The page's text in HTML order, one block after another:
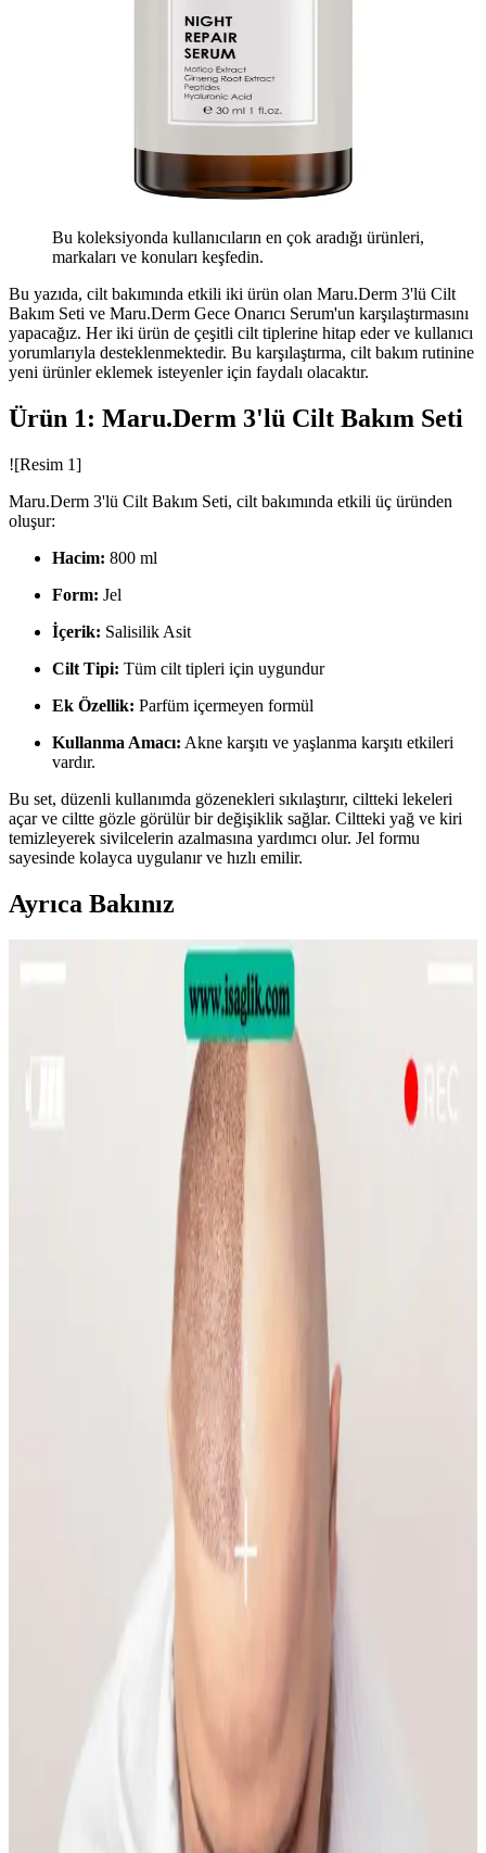
Bu koleksiyonda kullanıcıların en çok aradığı ürünleri,
markaları ve konuları keşfedin.
Bu yazıda, cilt bakımında etkili iki ürün olan Maru.Derm 3'lü Cilt
Bakım Seti ve Maru.Derm Gece Onarıcı Serum'un karşılaştırmasını
yapacağız. Her iki ürün de çeşitli cilt tiplerine hitap eder ve kullanıcı
yorumlarıyla desteklenmektedir. Bu karşılaştırma, cilt bakım rutinine
yeni ürünler eklemek isteyenler için faydalı olacaktır.
Ürün 1: Maru.Derm 3'lü Cilt Bakım Seti
![Resim 1]
Maru.Derm 3'lü Cilt Bakım Seti, cilt bakımında etkili üç üründen
oluşur:
Hacim: 800 ml
Form: Jel
İçerik: Salisilik Asit
Cilt Tipi: Tüm cilt tipleri için uygundur
Ek Özellik: Parfüm içermeyen formül
Kullanma Amacı: Akne karşıtı ve yaşlanma karşıtı etkileri
vardır.
Bu set, düzenli kullanımda gözenekleri sıkılaştırır, ciltteki lekeleri
açar ve ciltte gözle görülür bir değişiklik sağlar. Ciltteki yağ ve kiri
temizleyerek sivilcelerin azalmasına yardımcı olur. Jel formu
sayesinde kolayca uygulanır ve hızlı emilir.
Ayrıca Bakınız
Sülfür Sabunu ile Sırt Aknesi Tedavisi: Etkiler,
Kullanım ve Öneriler
Sülfür sabunu, özellikle mantar kaynaklı sırt aknesinde etkili bir
tedavi seçeneği olarak öne çıkıyor. Kullanım sıklığı ve nemlendirme
önerileri ile cilt sağlığı korunmalı.
Emface Cilt Tedavisi: Yüz Hatları, Yaşlanma ve Cilt
Sağlığı Üzerine Analiz
Emface tedavisi yüz hatlarını belirginleştirirken, bazı kullanıcılar
ciltte hızlı yaşlanma belirtileri gözlemlemektedir. Tedavi etkileri,
yaşlanma ve yaşam tarzı faktörleriyle şekillenmektedir.
Gelin Makyajında Doğallık ve Kalıcılık İçin Temel
İpuçları ve Teknikler
Gelin makyajında doğal görünüm ile profesyonel fotoğraflarda
belirginlik dengelenmeli. Kaş, göz, allık, highlighter ve dudak
uygulamalarında doğru renk ve teknikler kullanılmalı, makyaj
Yüzde Belirli Bölgedeki Sivilce ve
Hiperpigmentasyonun Nedenleri ve Etkili Çözümleri
Yüzde belirli bir alandaki sivilce ve hiperpigmentasyonun nedenleri
temas dermatiti, bakteriyel enfeksiyon ve çevresel faktörler olabilir.
Doğru bakım ve dermatolojik destekle sorun yönetilebilir.
Makyaja Yeniden Başlamak İçin Temel Ürünler ve
Makyaja dönüşte cilt hazırlığı, doğru ürün seçimi ve göz yapısına
renk ve uyumu sağlar, günlük hayata kolaylıkla adapte olur.
İlkbahar ve Yaz Düğünleri İçin Doğal ve Şık
Makyaj Teknikleri ve Ürün Önerileri
İlkbahar ve yaz düğünlerinde doğal ve uyumlu makyaj için cilt tonu
uyumu, doğru ürün seçimi ve özel günlere uygun teknikler
önemlidir. Nemlendirme ve kirpik bakımı görünümü tamamlar.